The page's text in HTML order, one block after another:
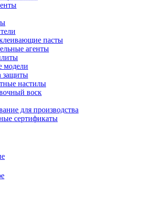
пасты
агенты
модели
защиты
настилы
воск
для производства
сертификаты